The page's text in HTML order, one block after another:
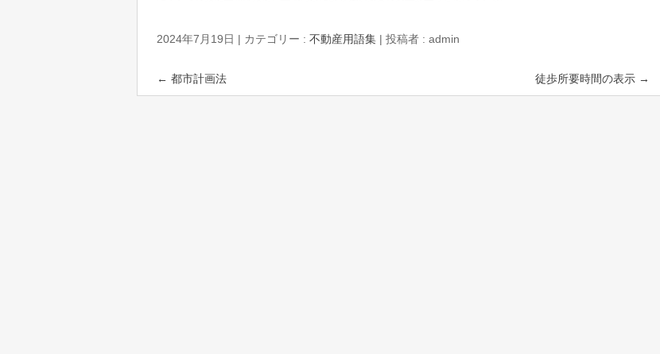
2024年7月19日 | カテゴリー :不動産用語集 |投稿者 : admin
← 都市計画法 徒歩所要時間の表示 →